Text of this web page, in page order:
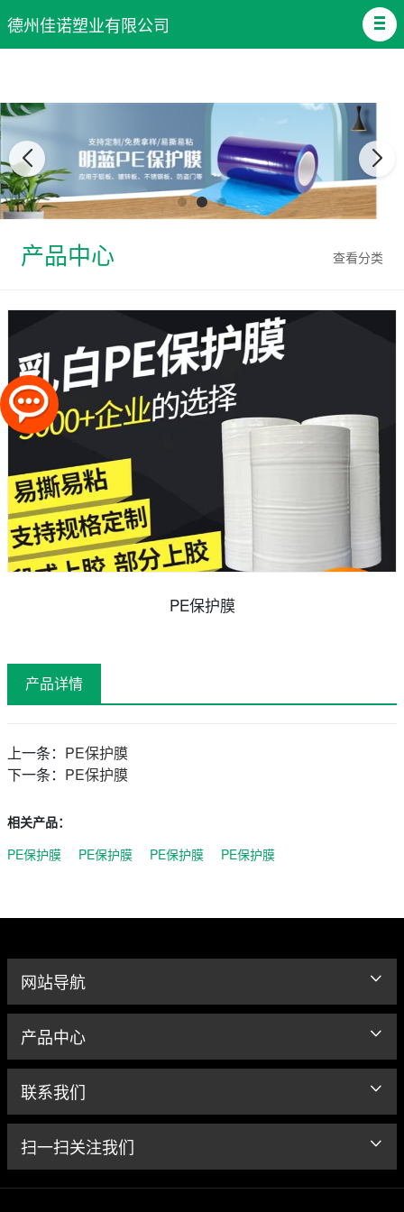
德州佳诺塑业有限公司
查看分类
产品中心
PE保护膜
产品详情
上一条： PE保护膜
下一条： PE保护膜
相关产品：
PE保护膜
PE保护膜 PE保护膜 PE保护膜
网站导航
产品中心
联系我们
扫一扫关注我们